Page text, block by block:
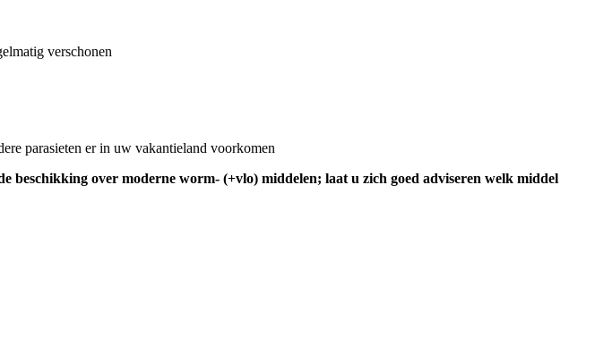
verschonen
parasieten er in uw vakantieland voorkomen
over moderne worm- (+vlo) middelen; laat u zich goed adviseren welk middel